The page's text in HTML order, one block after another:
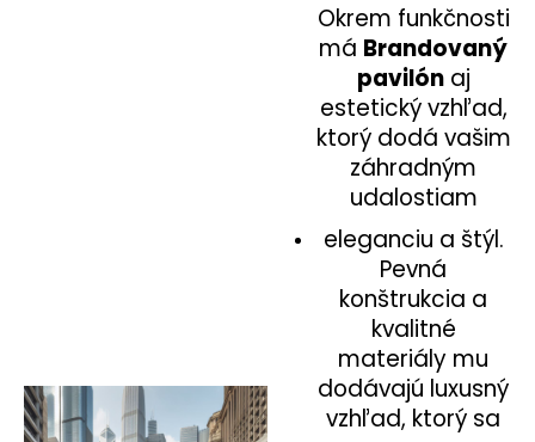
Okrem funkčnosti
má Brandovaný
pavilónaj
estetický vzhľad,
ktorý dodá vašim
záhradným
udalostiam
eleganciu a štýl.
Pevná
konštrukcia a
kvalitné
materiály mu
dodávajú luxusný
vzhľad, ktorý sa